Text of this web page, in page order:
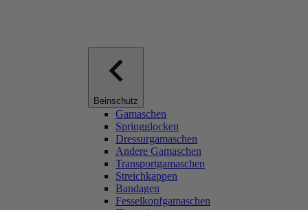
Beinschutz
Gamaschen
Springglocken
Dressurgamaschen
Andere Gamaschen
Transportgamaschen
Streichkappen
Bandagen
Fesselkopfgamaschen